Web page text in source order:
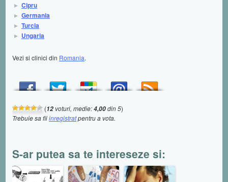
Cipru
Germania
Turcia
Ungaria
Vezi si clinici din Romania.
(12 voturi, medie:4,00din 5)
Trebuie sa fiiinregistratpentru a vota.
S-ar putea sa te intereseze si: